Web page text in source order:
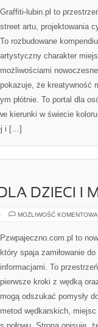
Graffiti-lubin.pl to
street artu, projektowania
To rozbudowane
artystyczny charakter
możliwościami
pokazuje, że kreatywność
płótnie. To portal dla
kierunki w świecie
i […]
DZIECI I
MOŻLIWOŚĆ
Pzwpajeczno.com.pl to
który spaja zamiłowanie
informacjami. To
pierwsze kroki z wędką
mogą odszukać pomysły
metod wędkarskich,